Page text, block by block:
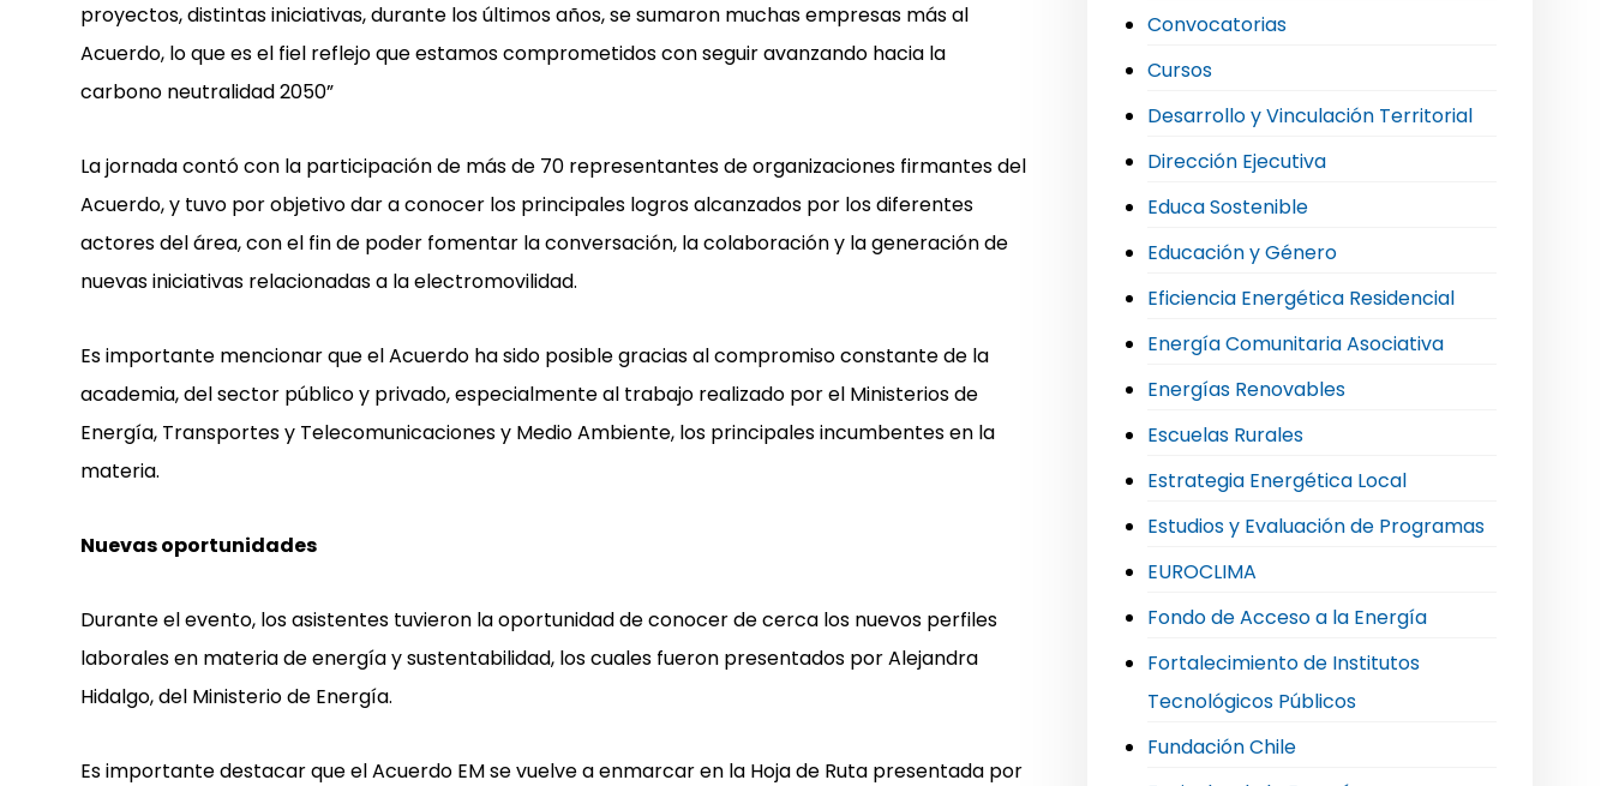
proyectos, distintas iniciativas, durante los últimos años, se sumaron muchas empresas más al
Acuerdo, lo que es el fiel reflejo que estamos comprometidos con seguir avanzando hacia la
carbono neutralidad 2050”
La jornada contó con la participación de más de 70 representantes de organizaciones firmantes del
Acuerdo, y tuvo por objetivo dar a conocer los principales logros alcanzados por los diferentes
actores del área, con el fin de poder fomentar la conversación, la colaboración y la generación de
nuevas iniciativas relacionadas a la electromovilidad.
Es importante mencionar que el Acuerdo ha sido posible gracias al compromiso constante de la
academia, del sector público y privado, especialmente al trabajo realizado por el Ministerios de
Energía, Transportes y Telecomunicaciones y Medio Ambiente, los principales incumbentes en la
materia.
Nuevas oportunidades
Durante el evento, los asistentes tuvieron la oportunidad de conocer de cerca los nuevos perfiles
laborales en materia de energía y sustentabilidad, los cuales fueron presentados por Alejandra
Hidalgo, del Ministerio de Energía.
Es importante destacar que el Acuerdo EM se vuelve a enmarcar en la Hoja de Ruta presentada por
Convocatorias
Cursos
Desarrollo y Vinculación Territorial
Dirección Ejecutiva
Educa Sostenible
Educación y Género
Eficiencia Energética Residencial
Energía Comunitaria Asociativa
Energías Renovables
Escuelas Rurales
Estrategia Energética Local
Estudios y Evaluación de Programas
EUROCLIMA
Fondo de Acceso a la Energía
Fortalecimiento de Institutos
Tecnológicos Públicos
Fundación Chile